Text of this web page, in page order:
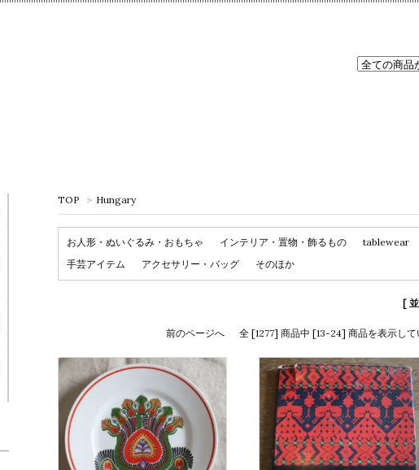
TOP > Hungary
お人形・ぬいぐるみ・おもちゃ インテリア・置物・飾るもの tablewear
手芸アイテム
アクセサリー・バッグ そのほか
[
前のページへ 全 [1277] 商品中 [13-24] 商品を表示して